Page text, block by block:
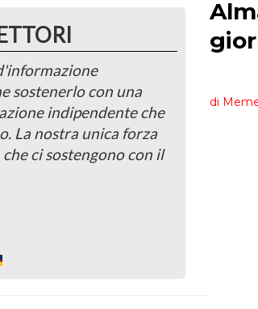
sostenerlo con una
indipendente che
La nostra unica forza
ci sostengono con il